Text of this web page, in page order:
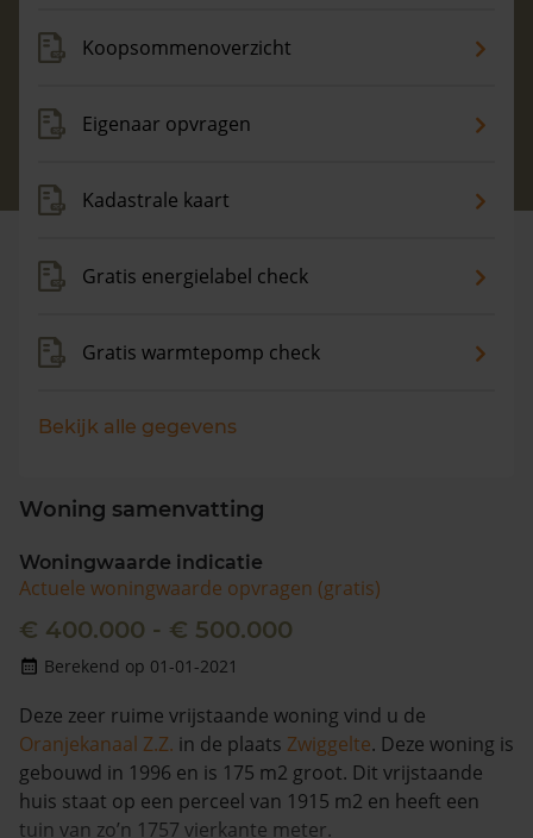
Koopsommenoverzicht
Eigenaar opvragen
Kadastrale kaart
Gratis energielabel check
Gratis warmtepomp check
Bekijk alle gegevens
Woning samenvatting
Woningwaarde indicatie
Actuele woningwaarde opvragen (gratis)
€ 400.000 - € 500.000
Berekend op 01-01-2021
Deze zeer ruime vrijstaande woning vind u de
Oranjekanaal Z.Z. in de plaats Zwiggelte. Deze woning is
gebouwd in 1996 en is 175 m2 groot. Dit vrijstaande
huis staat op een perceel van 1915 m2 en heeft een
tuin van zo’n 1757 vierkante meter.